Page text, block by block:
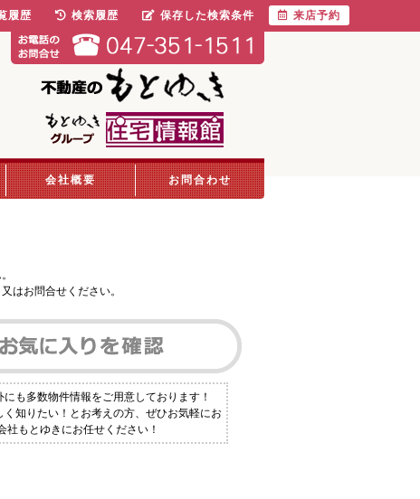
会社概要 お問合わせ
はお問合せください。
も多数物件情報をご用意しております！
知りたい！とお考えの方、ぜひお気軽にお
もとゆきにお任せください！
履歴 検索履歴 保存した検索条件 来店予約